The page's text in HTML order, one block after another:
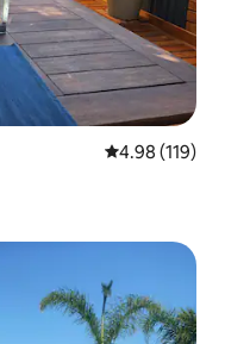
レビュー119
4.98 (119)